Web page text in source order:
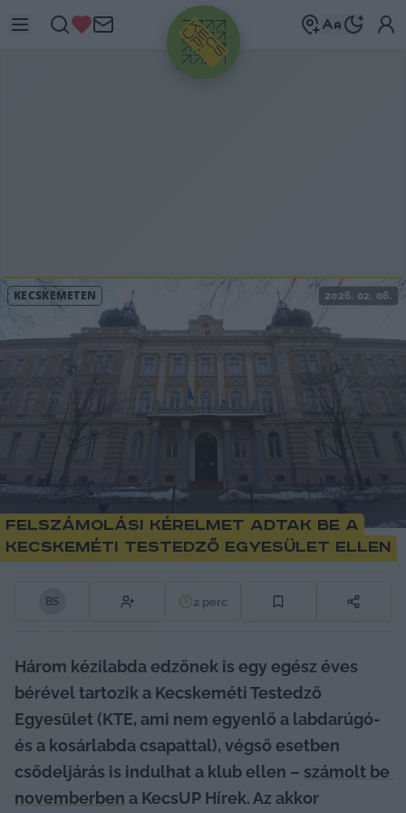
HIRDETÉS
KECSKEMÉTEN 2026. 02. 06.
Felszámolási kérelmet adtak be a
Kecskeméti Testedző Egyesület ellen
BS 2 perc
Három kézilabda edzőnek is egy egész éves
bérével tartozik a Kecskeméti Testedző
Egyesület (KTE, ami nem egyenlő a labdarúgó-
és a kosárlabda csapattal), végső esetben
csődeljárás is indulhat a klub ellen – számolt be
novemberben a KecsUP Hírek. Az akkor